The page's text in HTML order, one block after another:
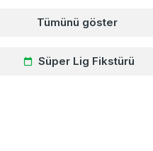
Tümünü göster
Süper Lig Fikstürü